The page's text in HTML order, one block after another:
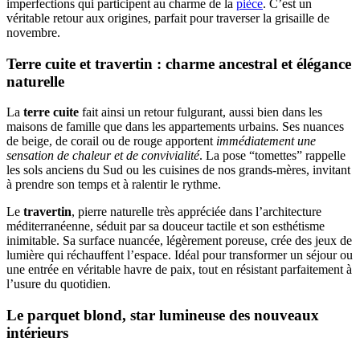
imperfections qui participent au charme de la pièce. C’est un
véritable retour aux origines, parfait pour traverser la grisaille de
novembre.
Terre cuite et travertin : charme ancestral et élégance
naturelle
La terre cuite fait ainsi un retour fulgurant, aussi bien dans les
maisons de famille que dans les appartements urbains. Ses nuances
de beige, de corail ou de rouge apportent immédiatement une
sensation de chaleur et de convivialité. La pose “tomettes” rappelle
les sols anciens du Sud ou les cuisines de nos grands-mères, invitant
à prendre son temps et à ralentir le rythme.
Le travertin, pierre naturelle très appréciée dans l’architecture
méditerranéenne, séduit par sa douceur tactile et son esthétisme
inimitable. Sa surface nuancée, légèrement poreuse, crée des jeux de
lumière qui réchauffent l’espace. Idéal pour transformer un séjour ou
une entrée en véritable havre de paix, tout en résistant parfaitement à
l’usure du quotidien.
Le parquet blond, star lumineuse des nouveaux
intérieurs